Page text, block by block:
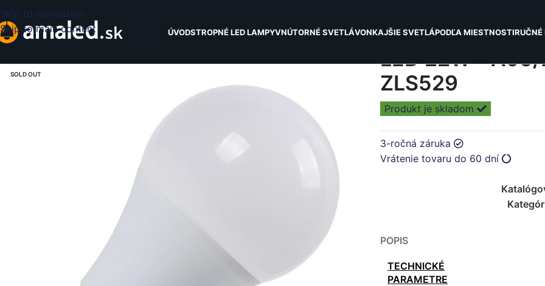
Skip to navigation
Skip to main content
ÚVODSTROPNÉ LED LAMPYVNÚTORNÉ SVETLÁVONKAJŠIE SVETLÁPODĽA MIESTNOSTIRUČNÉ
SOLD OUT
LED 22W –
ZLS529
Produkt je skladom
3-ročná záruka
Vrátenie tovaru do 60 dní
POPIS
TECHNICKÉ
PARAMETRE